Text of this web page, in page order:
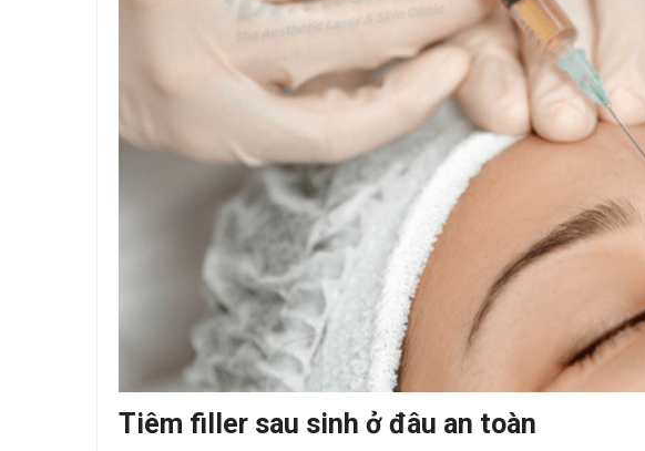
Tiêm filler sau sinh ở đâu an toàn